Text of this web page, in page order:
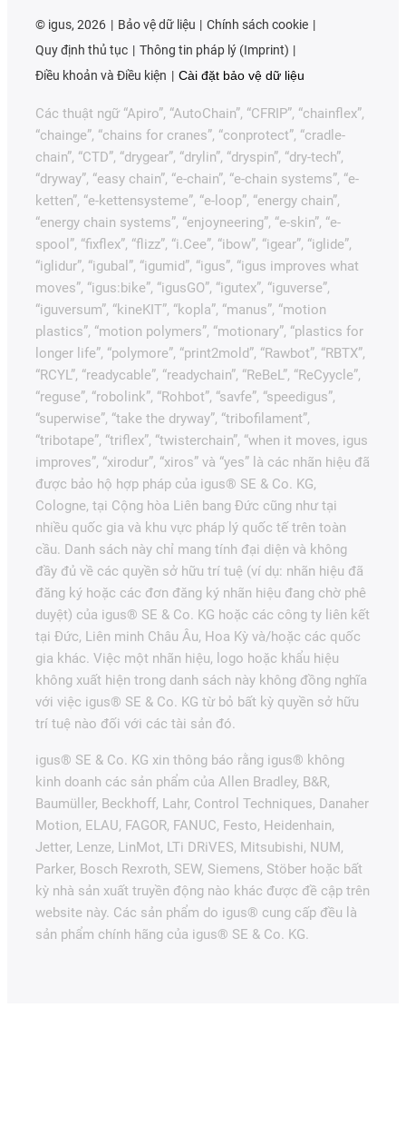
© igus, 2026 Bảo vệ dữ liệu
Chính sách cookie
Quy định thủ tục
Thông tin pháp lý (Imprint)
Điều khoản và Điều kiện
Cài đặt bảo vệ dữ liệu
Các thuật ngữ “Apiro”, “AutoChain”, “CFRIP”, “chainflex”,
“chainge”, “chains for cranes”, “conprotect”, “cradle-
chain”, “CTD”, “drygear”, “drylin”, “dryspin”, “dry-tech”,
“dryway”, “easy chain”, “e-chain”, “e-chain systems”, “e-
ketten”, “e-kettensysteme”, “e-loop”, “energy chain”,
“energy chain systems”, “enjoyneering”, “e-skin”, “e-
spool”, “fixflex”, “flizz”, “i.Cee”, “ibow”, “igear”, “iglide”,
“iglidur”, “igubal”, “igumid”, “igus”, “igus improves what
moves”, “igus:bike”, “igusGO”, “igutex”, “iguverse”,
“iguversum”, “kineKIT”, “kopla”, “manus”, “motion
plastics”, “motion polymers”, “motionary”, “plastics for
longer life”, “polymore”, “print2mold”, “Rawbot”, “RBTX”,
“RCYL”, “readycable”, “readychain”, “ReBeL”, “ReCyycle”,
“reguse”, “robolink”, “Rohbot”, “savfe”, “speedigus”,
“superwise”, “take the dryway”, “tribofilament”,
“tribotape”, “triflex”, “twisterchain”, “when it moves, igus
improves”, “xirodur”, “xiros” và “yes” là các nhãn hiệu đã
được bảo hộ hợp pháp của igus® SE & Co. KG,
Cologne, tại Cộng hòa Liên bang Đức cũng như tại
nhiều quốc gia và khu vực pháp lý quốc tế trên toàn
cầu. Danh sách này chỉ mang tính đại diện và không
đầy đủ về các quyền sở hữu trí tuệ (ví dụ: nhãn hiệu đã
đăng ký hoặc các đơn đăng ký nhãn hiệu đang chờ phê
duyệt) của igus® SE & Co. KG hoặc các công ty liên kết
tại Đức, Liên minh Châu Âu, Hoa Kỳ và/hoặc các quốc
gia khác. Việc một nhãn hiệu, logo hoặc khẩu hiệu
không xuất hiện trong danh sách này không đồng nghĩa
với việc igus® SE & Co. KG từ bỏ bất kỳ quyền sở hữu
trí tuệ nào đối với các tài sản đó.
igus® SE & Co. KG xin thông báo rằng igus® không
kinh doanh các sản phẩm của Allen Bradley, B&R,
Baumüller, Beckhoff, Lahr, Control Techniques, Danaher
Motion, ELAU, FAGOR, FANUC, Festo, Heidenhain,
Jetter, Lenze, LinMot, LTi DRiVES, Mitsubishi, NUM,
Parker, Bosch Rexroth, SEW, Siemens, Stöber hoặc bất
kỳ nhà sản xuất truyền động nào khác được đề cập trên
website này. Các sản phẩm do igus® cung cấp đều là
sản phẩm chính hãng của igus® SE & Co. KG.